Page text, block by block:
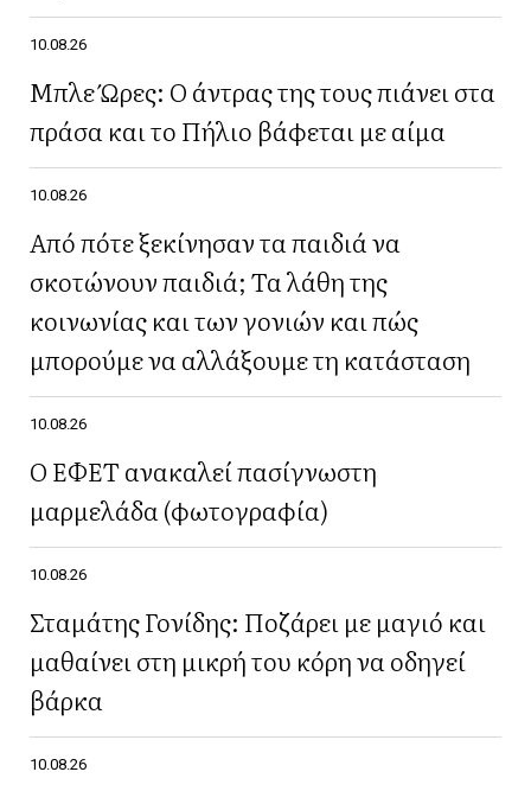
10.08.26
Μπλε Ώρες: Ο άντρας της τους πιάνει στα
πράσα και το Πήλιο βάφεται με αίμα
10.08.26
Από πότε ξεκίνησαν τα παιδιά να
σκοτώνουν παιδιά; Τα λάθη της
κοινωνίας και των γονιών και πώς
μπορούμε να αλλάξουμε τη κατάσταση
10.08.26
Ο ΕΦΕΤ ανακαλεί πασίγνωστη
μαρμελάδα (φωτογραφία)
10.08.26
Σταμάτης Γονίδης: Ποζάρει με μαγιό και
μαθαίνει στη μικρή του κόρη να οδηγεί
βάρκα
10.08.26